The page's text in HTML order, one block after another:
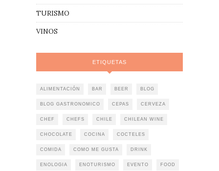
TURISMO
VINOS
ETIQUETAS
ALIMENTACIÓN BAR BEER BLOG
BLOG GASTRONOMICO CEPAS CERVEZA
CHEF CHEFS CHILE CHILEAN WINE
CHOCOLATE COCINA COCTELES
COMIDA COMO ME GUSTA DRINK
ENOLOGIA ENOTURISMO EVENTO FOOD